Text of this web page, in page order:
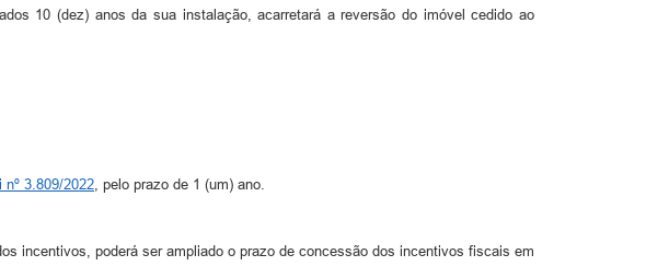
10 (dez) anos da sua instalação, acarretará a reversão do imóvel cedido ao
nº 3.809/2022, pelo prazo de 1 (um) ano.
incentivos, poderá ser ampliado o prazo de concessão dos incentivos fiscais em